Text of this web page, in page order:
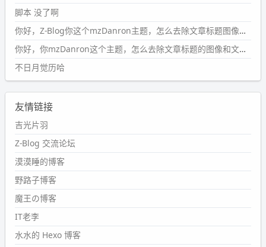
wdssmq
2024-09-15 10:32:07
#PubWordVSCode 内 git 操作卡住的时候没办法主动取消
一直是个痛点，一般都是推送或拉取，今天连提交都卡
了。。
wdssmq
2024-09-11 08:45:43
#PubWord
然后天凉了，为了应对踢被子买了睡袋，不知道 1.2 米会不
会略窄。。
wdssmq
2024-09-09 19:43:00
#PubWord
表，21 年 11 月底发现 B 站上线了这部，直到前几天才看
完，还是分两次看的。。接下来有五项是 2019 年的，都是
电影 —— 略长的待办列表。。
脚本 没了啊
你好，Z-Blog你这个mzDanron主题，怎么去除文章标题图像和文章摘要，仅显示标题，感谢回复！
你好，你mzDanron这个主题，怎么去除文章标题的图像和文章摘要！仅显示标题，感谢回复解决！
不日月觉历哈
友情链接
吉光片羽
Z-Blog 交流论坛
漠漠睡的博客
野路子博客
魔王の博客
IT老李
水水的 Hexo 博客